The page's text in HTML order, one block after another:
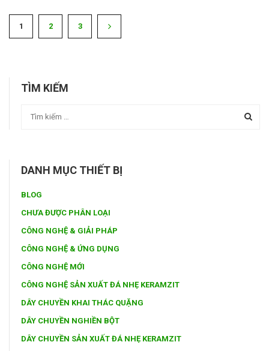
1 2 3
TÌM KIẾM
DANH MỤC THIẾT BỊ
BLOG
CHƯA ĐƯỢC PHÂN LOẠI
CÔNG NGHỆ & GIẢI PHÁP
CÔNG NGHỆ & ỨNG DỤNG
CÔNG NGHỆ MỚI
CÔNG NGHỆ SẢN XUẤT ĐÁ NHẸ KERAMZIT
DÂY CHUYỀN KHAI THÁC QUẶNG
DÂY CHUYỀN NGHIỀN BỘT
DÂY CHUYỀN SẢN XUẤT ĐÁ NHẸ KERAMZIT